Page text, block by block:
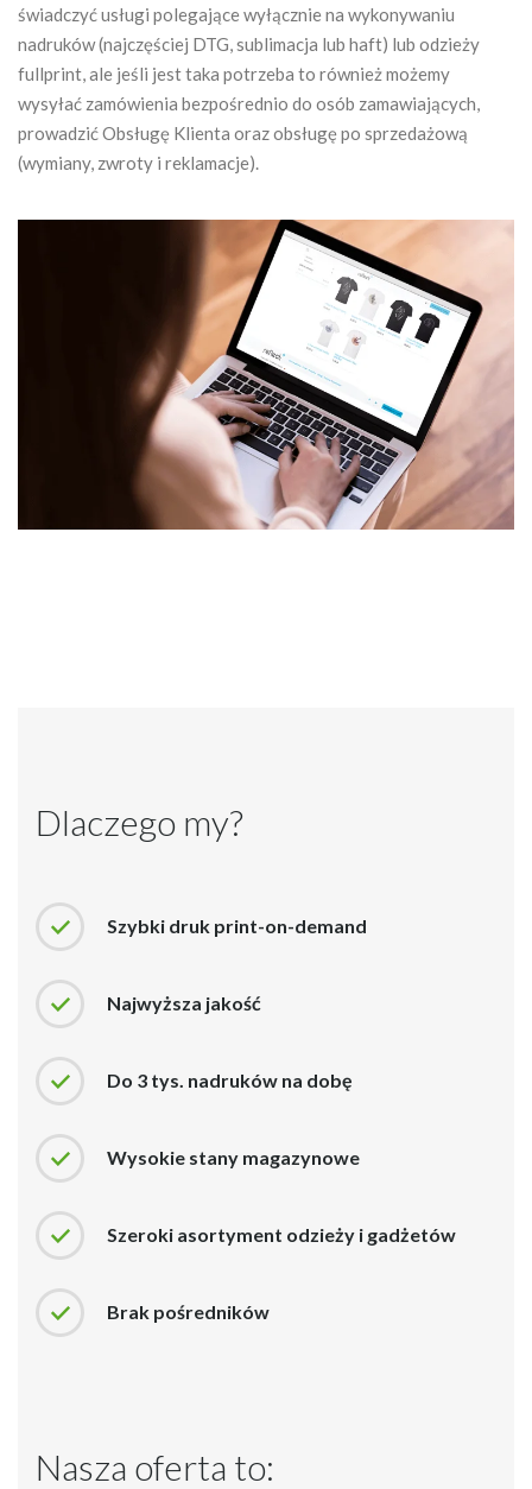
świadczyć usługi polegające wyłącznie na wykonywaniu
nadruków (najczęściej DTG, sublimacja lub haft) lub odzieży
fullprint, ale jeśli jest taka potrzeba to również możemy
wysyłać zamówienia bezpośrednio do osób zamawiających,
prowadzić Obsługę Klienta oraz obsługę po sprzedażową
(wymiany, zwroty i reklamacje).
Dlaczego my?
Szybki druk print-on-demand
Najwyższa jakość
Do 3 tys. nadruków na dobę
Wysokie stany magazynowe
Szeroki asortyment odzieży i gadżetów
Brak pośredników
Nasza oferta to: